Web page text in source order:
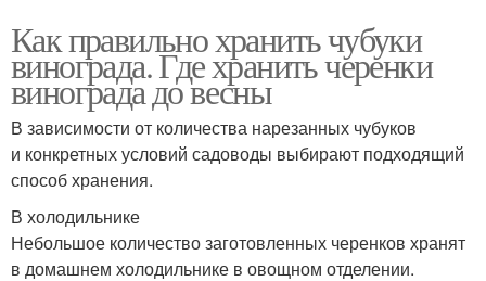
Как правильно хранить чубуки
винограда. Где хранить черенки
винограда до весны
В зависимости от количества нарезанных чубуков
и конкретных условий садоводы выбирают подходящий
способ хранения.
В холодильнике
Небольшое количество заготовленных черенков хранят
в домашнем холодильнике в овощном отделении.